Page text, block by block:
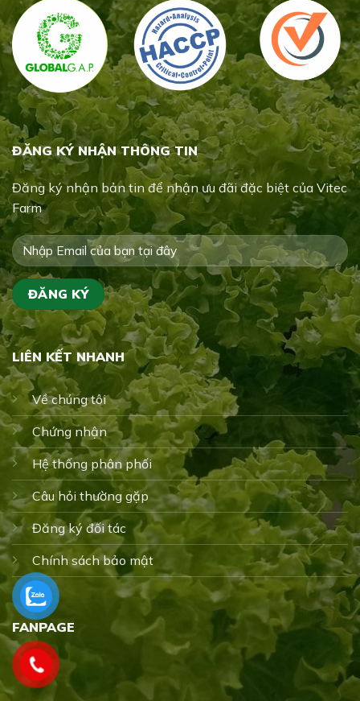
ĐĂNG KÝ NHẬN THÔNG TIN
Đăng ký nhận bản tin để nhận ưu đãi đặc biệt của Vitec
Farm
LIÊN KẾT NHANH
Về chúng tôi
Chứng nhận
Hệ thống phân phối
Câu hỏi thường gặp
Đăng ký đối tác
Chính sách bảo mật
FANPAGE